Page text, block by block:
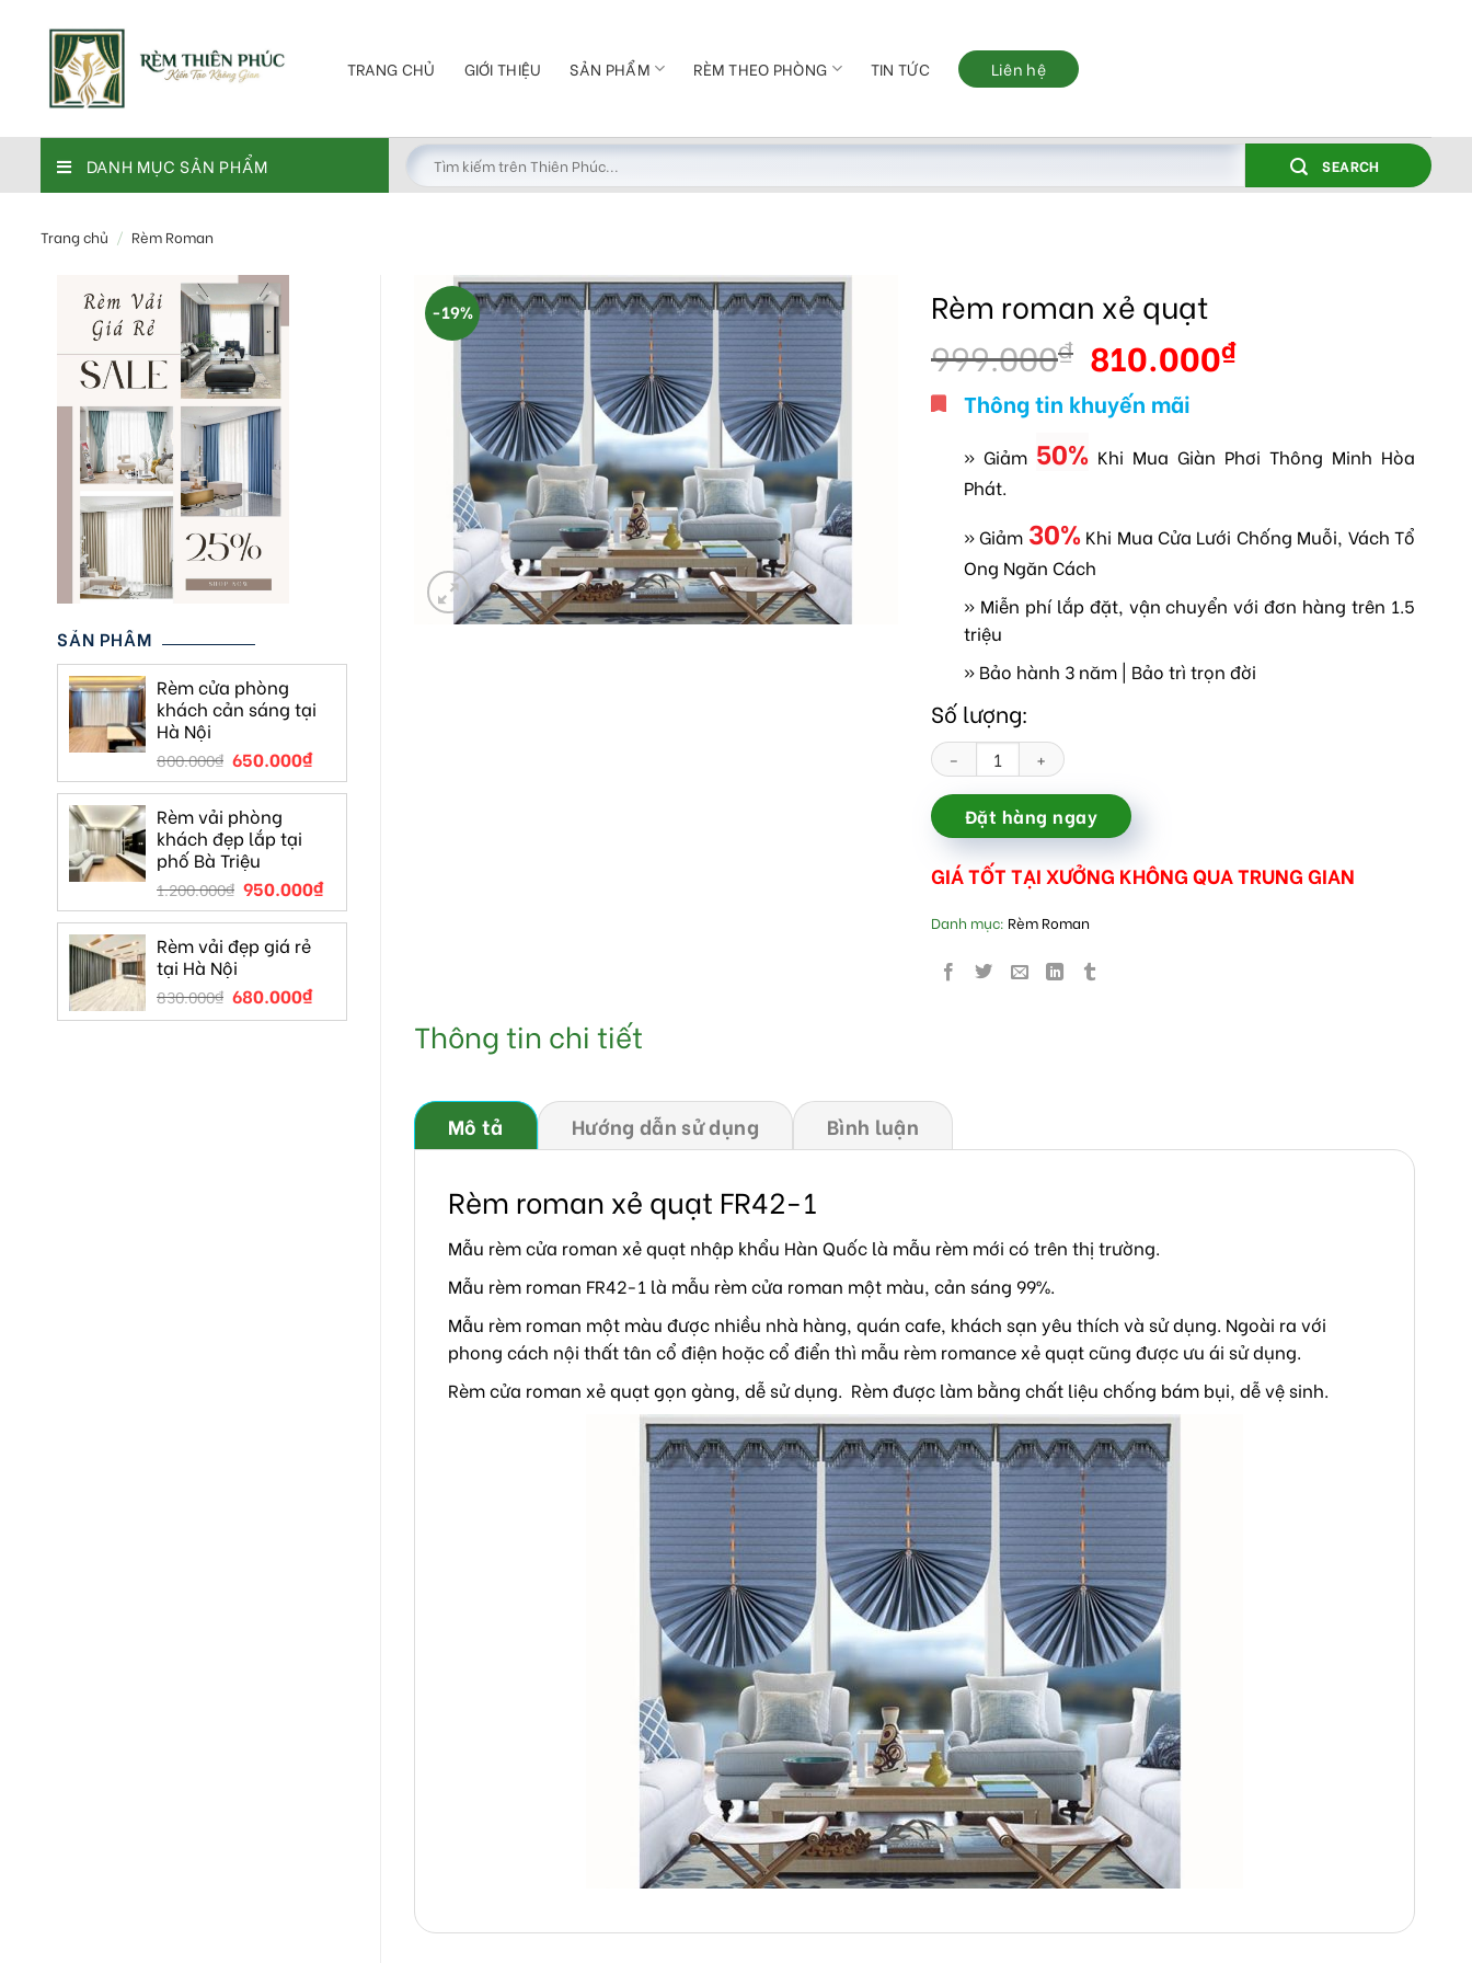
content
TRANG CHỦ GIỚI THIỆU SẢN PHẨM RÈM THEO PHÒNG TIN TỨC Liên hệ
DANH MỤC SẢN PHẨM SEARCH
Trang chủ / Rèm Roman
SẢN PHẨM
Rèm cửa phòng
khách cản sáng tại
Hà Nội
800.000₫ 650.000₫
Rèm vải phòng
khách đẹp lắp tại
phố Bà Triệu
1.200.000₫ 950.000₫
Rèm vải đẹp giá rẻ
tại Hà Nội
830.000₫ 680.000₫
-19% Rèm roman xẻ quạt
999.000₫ 810.000₫
Thông tin khuyến mãi
» Giảm 50% Khi Mua Giàn Phơi Thông Minh Hòa
Phát.
» Giảm 30% Khi Mua Cửa Lưới Chống Muỗi, Vách Tổ
Ong Ngăn Cách
» Miễn phí lắp đặt, vận chuyển với đơn hàng trên 1.5
triệu
» Bảo hành 3 năm | Bảo trì trọn đời
Số lượng:
Rèm roman xẻ quạt số lượng
Đặt hàng ngay
GIÁ TỐT TẠI XƯỞNG KHÔNG QUA TRUNG GIAN
Danh mục: Rèm Roman
Thông tin chi tiết
Mô tả Hướng dẫn sử dụng Bình luận
Rèm roman xẻ quạt FR42-1
Mẫu rèm cửa roman xẻ quạt nhập khẩu Hàn Quốc là mẫu rèm mới có trên thị trường.
Mẫu rèm roman FR42-1 là mẫu rèm cửa roman một màu, cản sáng 99%.
Mẫu rèm roman một màu được nhiều nhà hàng, quán cafe, khách sạn yêu thích và sử dụng. Ngoài ra với
phong cách nội thất tân cổ điện hoặc cổ điển thì mẫu rèm romance xẻ quạt cũng được ưu ái sử dụng.
Rèm cửa roman xẻ quạt gọn gàng, dễ sử dụng. Rèm được làm bằng chất liệu chống bám bụi, dễ vệ sinh.